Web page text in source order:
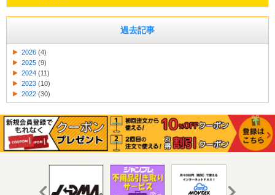
過去記事
2026 (4)
2025 (9)
2024 (11)
2023 (10)
2022 (30)